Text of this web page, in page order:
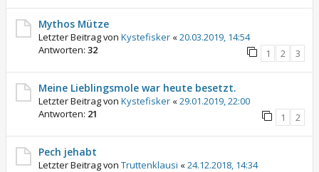
Mythos Mütze
Letzter Beitrag von Kystefisker «20.03.2019, 14:54
Antworten: 32 1 2 3
Meine Lieblingsmole war heute besetzt.
Letzter Beitrag von Kystefisker «29.01.2019, 22:00
Antworten: 21 1 2
Pech jehabt
Letzter Beitrag von Truttenklausi «24.12.2018, 14:34